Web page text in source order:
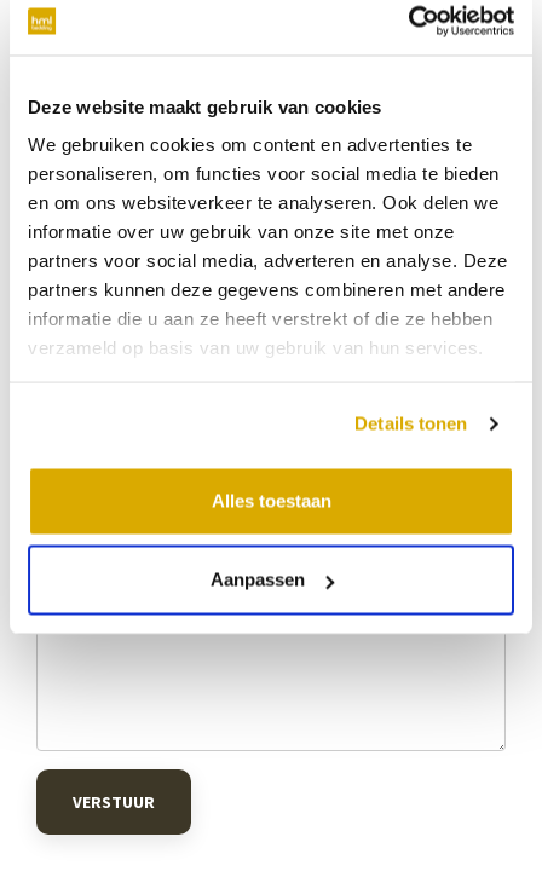
Deze website maakt gebruik van cookies
We gebruiken cookies om content en advertenties te
personaliseren, om functies voor social media te bieden
en om ons websiteverkeer te analyseren. Ook delen we
informatie over uw gebruik van onze site met onze
partners voor social media, adverteren en analyse. Deze
partners kunnen deze gegevens combineren met andere
informatie die u aan ze heeft verstrekt of die ze hebben
verzameld op basis van uw gebruik van hun services.
Details tonen
Alles toestaan
Aanpassen
verplicht
niet verplicht
Datum:18-07-2026
Tijdstip:
Verkooppunt
VERSTUUR